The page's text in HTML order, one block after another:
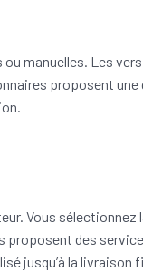
manuelles. Les
proposent
Vous
proposent des
jusqu’à la livraison